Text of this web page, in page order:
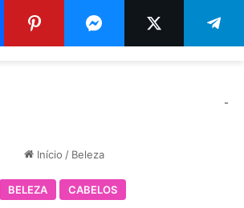
-
Início / Beleza
BELEZA CABELOS